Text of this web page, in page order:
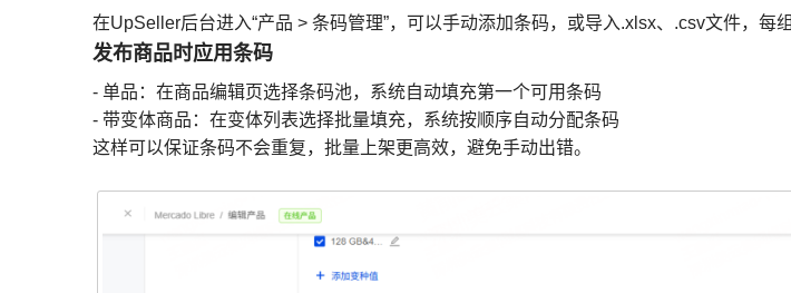
在UpSeller后台进入“产品 > 条码管理”，可以手动添加条码，或导入.xlsx、.csv文件，每
发布商品时应用条码
- 单品：在商品编辑页选择条码池，系统自动填充第一个可用条码
- 带变体商品：在变体列表选择批量填充，系统按顺序自动分配条码
这样可以保证条码不会重复，批量上架更高效，避免手动出错。